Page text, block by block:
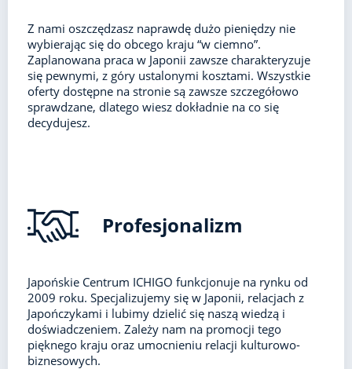
Z nami oszczędzasz naprawdę dużo pieniędzy nie
wybierając się do obcego kraju “w ciemno”.
Zaplanowana praca w Japonii zawsze charakteryzuje
się pewnymi, z góry ustalonymi kosztami. Wszystkie
oferty dostępne na stronie są zawsze szczegółowo
sprawdzane, dlatego wiesz dokładnie na co się
decydujesz.
Profesjonalizm
Japońskie Centrum ICHIGO funkcjonuje na rynku od
2009 roku. Specjalizujemy się w Japonii, relacjach z
Japończykami i lubimy dzielić się naszą wiedzą i
doświadczeniem. Zależy nam na promocji tego
pięknego kraju oraz umocnieniu relacji kulturowo-
biznesowych.